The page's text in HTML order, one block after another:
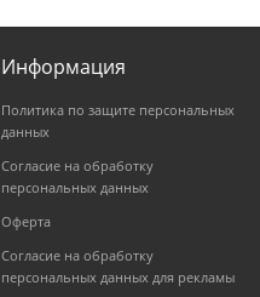
Информация
Политика по защите персональных
данных
Согласие на обработку
персональных данных
Оферта
Согласие на обработку
персональных данных для рекламы